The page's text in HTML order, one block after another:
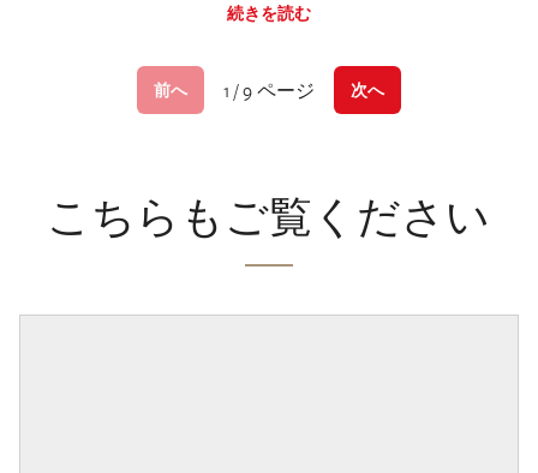
続きを読む
前へ 1 / 9 ページ 次へ
こちらもご覧ください